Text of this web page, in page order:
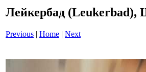
Лейкербад (Leukerbad),
Previous | Home | Next